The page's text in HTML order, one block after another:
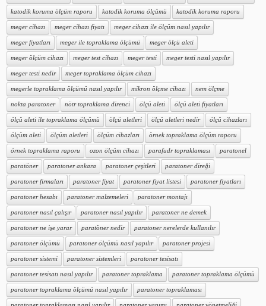
katodik koruma ölçüm raporu katodik koruma ölçümü katodik koruma raporu
meger cihazı meger cihazı fiyatı meger cihazı ile ölçüm nasıl yapılır
meger fiyatları meger ile topraklama ölçümü meger ölçü aleti
meger ölçüm cihazı meger test cihazı meger testi meger testi nasıl yapılır
meger testi nedir meger topraklama ölçüm cihazı
megerle topraklama ölçümü nasıl yapılır mikron ölçme cihazı nem ölçme
nokta paratoner nötr topraklama direnci ölçü aleti ölçü aleti fiyatları
ölçü aleti ile topraklama ölçümü ölçü aletleri ölçü aletleri nedir ölçü cihazları
ölçüm aleti ölçüm aletleri ölçüm cihazları örnek topraklama ölçüm raporu
örnek topraklama raporu ozon ölçüm cihazı parafudr topraklaması paratonel
paratöner paratoner ankara paratoner çeşitleri paratoner direği
paratoner firmaları paratoner fiyat paratoner fiyat listesi paratoner fiyatları
paratoner hesabı paratoner malzemeleri paratoner montajı
paratoner nasıl çalışır paratoner nasıl yapılır paratoner ne demek
paratoner ne işe yarar paratöner nedir paratoner nerelerde kullanılır
paratoner ölçümü paratoner ölçümü nasıl yapılır paratoner projesi
paratoner sistemi paratoner sistemleri paratoner tesisatı
paratoner tesisatı nasıl yapılır paratoner topraklama paratoner topraklama ölçümü
paratoner topraklama ölçümü nasıl yapılır paratoner topraklaması